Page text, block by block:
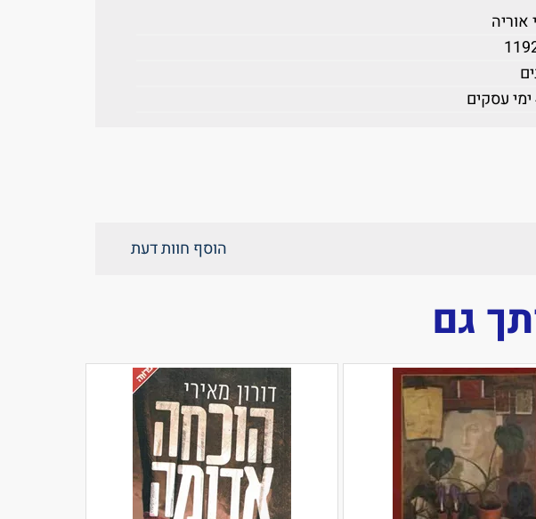
אוריה
הוסף חוות דעת
גם